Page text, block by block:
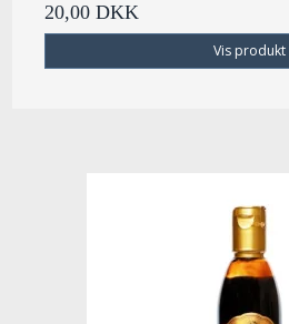
20,00 DKK
Vis produkt